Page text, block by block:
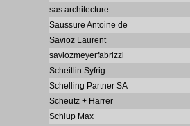
sas architecture
Saussure Antoine de
Savioz Laurent
saviozmeyerfabrizzi
Scheitlin Syfrig
Schelling Partner SA
Scheutz + Harrer
Schlup Max